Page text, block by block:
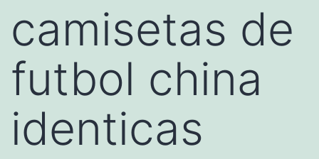
camisetas de
futbol china
identicas